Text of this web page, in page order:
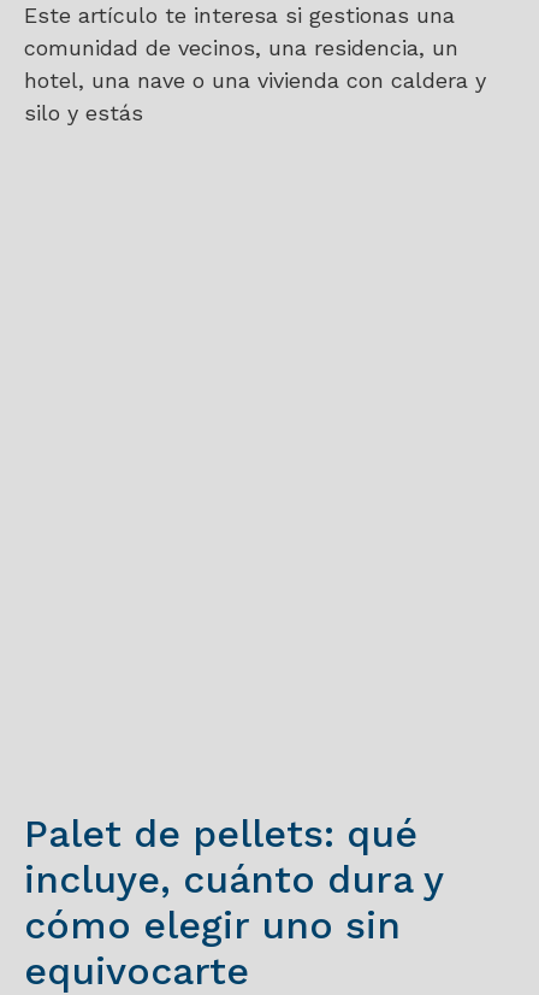
Este artículo te interesa si gestionas una
comunidad de vecinos, una residencia, un
hotel, una nave o una vivienda con caldera y
silo y estás
Palet de pellets: qué
incluye, cuánto dura y
cómo elegir uno sin
equivocarte